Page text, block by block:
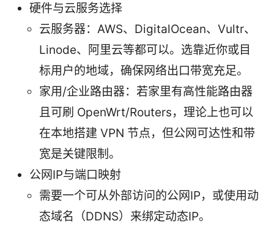
硬件与云服务选择
云服务器：AWS、DigitalOcean、Vultr、
Linode、阿里云等都可以。选靠近你或目
标用户的地域，确保网络出口带宽充足。
家用/企业路由器：若家里有高性能路由器
且可刷 OpenWrt/Routers，理论上也可以
在本地搭建 VPN 节点，但公网可达性和带
宽是关键限制。
公网IP与端口映射
需要一个可从外部访问的公网IP，或使用动
态域名（DDNS）来绑定动态IP。